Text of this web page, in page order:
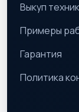
Выкуп
Примеры
Гарантия
Политика